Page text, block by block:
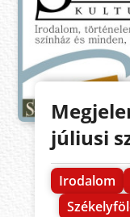
júliusi
Irodalom